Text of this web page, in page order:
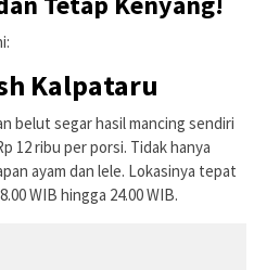
Kalpataru
belut segar hasil mancing sendiri
12 ribu per porsi. Tidak hanya
ayam dan lele. Lokasinya tepat
WIB hingga 24.00 WIB.